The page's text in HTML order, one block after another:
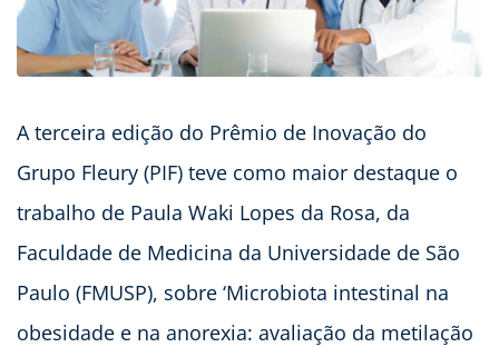
A terceira edição do Prêmio de Inovação do
Grupo Fleury (PIF) teve como maior destaque o
trabalho de Paula Waki Lopes da Rosa, da
Faculdade de Medicina da Universidade de São
Paulo (FMUSP), sobre ‘Microbiota intestinal na
obesidade e na anorexia: avaliação da metilação